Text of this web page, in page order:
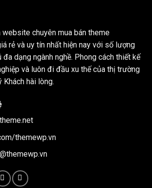
website chuyên mua bán theme
rẻ và uy tín nhất hiện nay với số lượng
đa dạng ngành nghề. Phong cách thiết kế
và luôn đi đầu xu thế của thị trường
Khách hài lòng.
themewp.vn